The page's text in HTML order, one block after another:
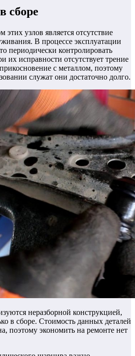
сборе
узлов является отсутствие
В процессе эксплуатации
периодически контролировать
их исправности отсутствует трение
с металлом, поэтому
служат они достаточно долго.
неразборной конструкцией,
в сборе. Стоимость данных деталей
поэтому экономить на ремонте нет